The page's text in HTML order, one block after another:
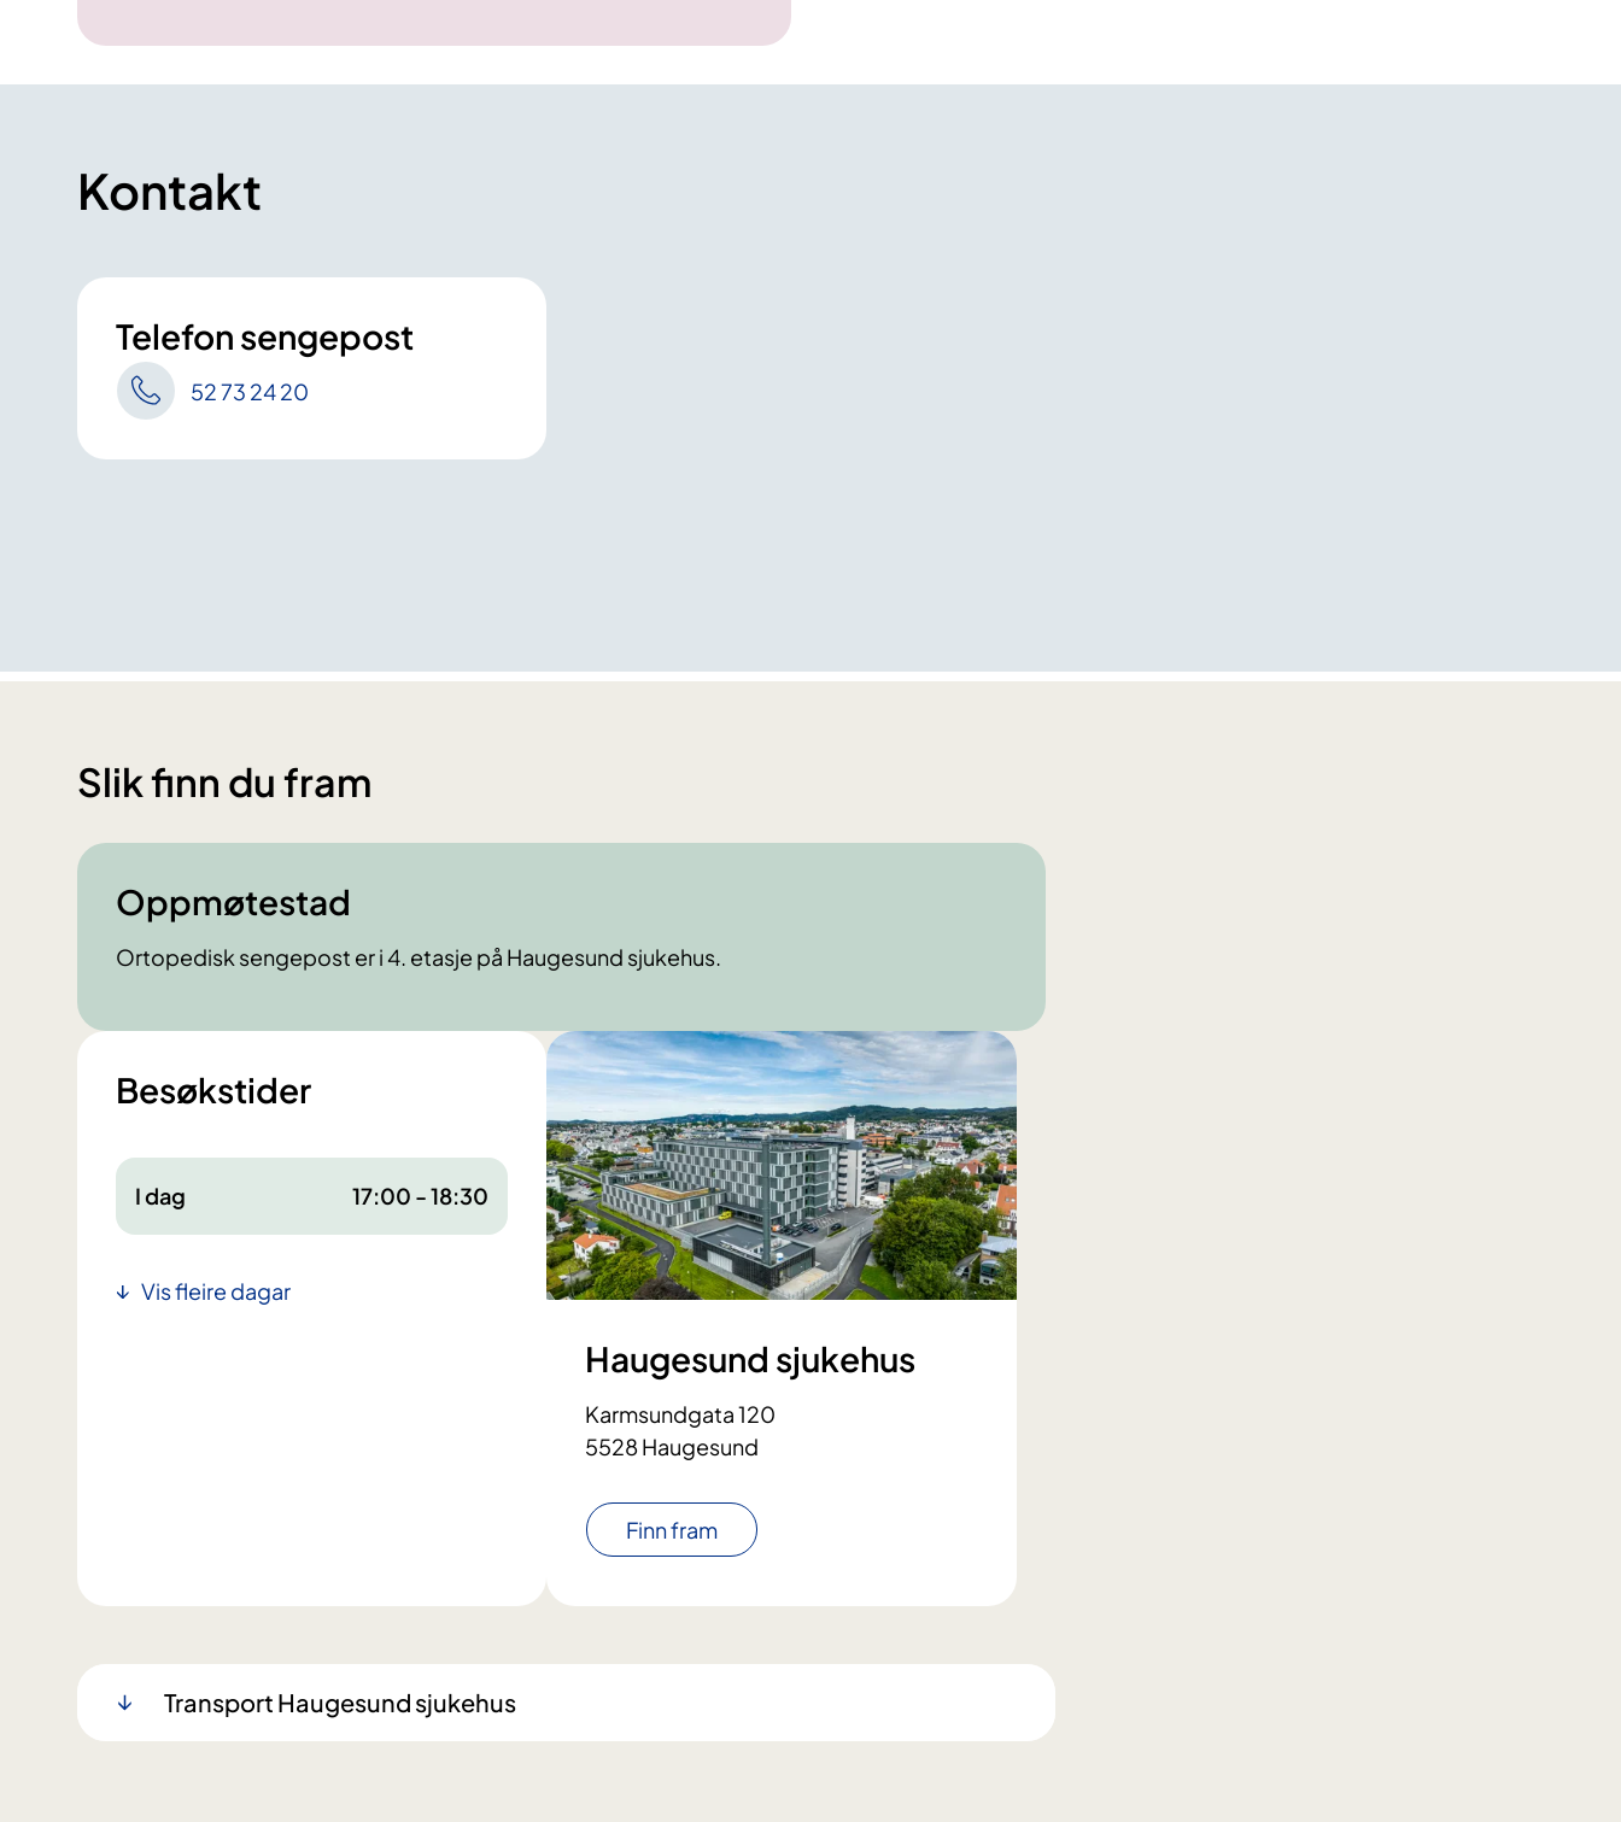
Kontakt
Telefon sengepost
52 73 24 20
Slik finn du fram
Oppmøtestad
Ortopedisk sengepost er i 4. etasje på Haugesund sjukehus.
Besøkstider
I dag 17:00 - 18:30
Vis fleire dagar
Haugesund sjukehus
Karmsundgata 120
5528 Haugesund
Finn fram
Transport Haugesund sjukehus